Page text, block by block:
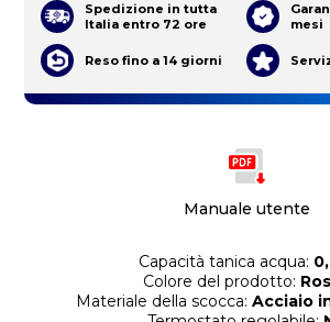
Manuale utente
Capacità tanica acqua:
Colore del prodotto:
Materiale della scocca: Acciaio
Spedizione in tutta
Italia entro 72 ore
mesi
Reso fino a 14 giorni